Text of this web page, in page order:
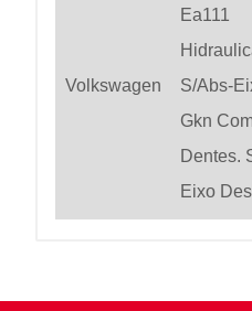
Volkswagen
Ea111
S/Abs-
Gkn
Dentes.
Eixo